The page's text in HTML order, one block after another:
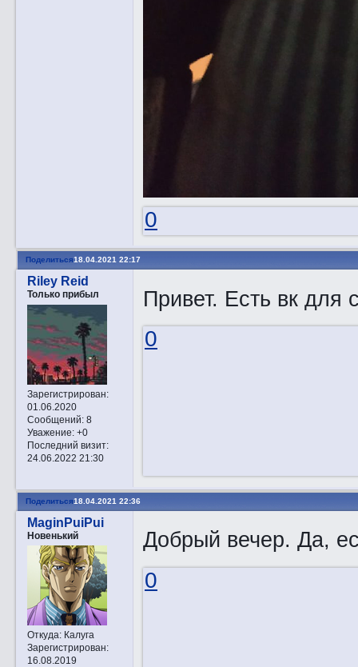
0
Поделиться18.04.2021 22:17
Riley Reid
Только прибыл
Зарегистрирован:
01.06.2020
Сообщений:8
Уважение: +0
Последний визит:
24.06.2022 21:30
Привет. Есть вк для
0
Поделиться18.04.2021 22:36
MaginPuiPui
Новенький
Откуда:Калуга
Зарегистрирован:
16.08.2019
Добрый вечер. Да,
0